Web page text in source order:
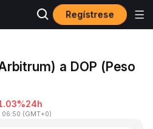
Regístrese
a DOP (Peso
24h
(GMT+0)